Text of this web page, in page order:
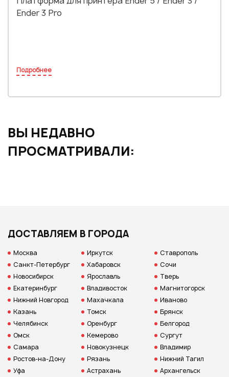
Ender 3 Pro
Подробнее
ВЫ НЕДАВНО
ПРОСМАТРИВАЛИ:
ДОСТАВЛЯЕМ В ГОРОДА
Москва
Санкт-Петербург
Новосибирск
Екатеринбург
Нижний Новгород
Казань
Челябинск
Омск
Самара
Ростов-на-Дону
Уфа
Иркутск
Хабаровск
Ярославль
Владивосток
Махачкала
Томск
Оренбург
Кемерово
Новокузнецк
Рязань
Астрахань
Ставрополь
Сочи
Тверь
Магнитогорск
Иваново
Брянск
Белгород
Сургут
Владимир
Нижний Тагил
Архангельск